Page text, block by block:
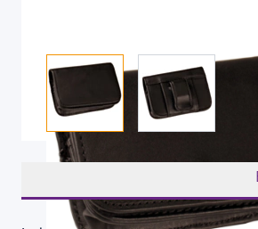
View larger imageView larger